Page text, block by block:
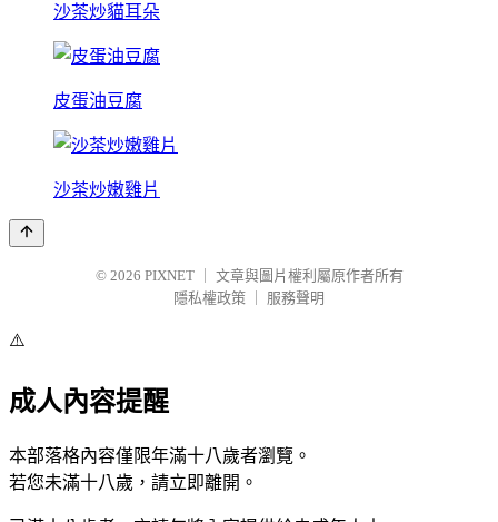
沙茶炒貓耳朵
皮蛋油豆腐
沙茶炒嫩雞片
© 2026 PIXNET
文章與圖片權利屬原作者所有
隱私權政策
服務聲明
⚠️
成人內容提醒
本部落格內容僅限年滿十八歲者瀏覽。
若您未滿十八歲，請立即離開。